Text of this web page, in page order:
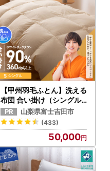
【甲州羽毛ふとん】洗える
布団 合い掛け（シングル
）寝具 暖かい布団
山梨県富士吉田市
(433)
50,000